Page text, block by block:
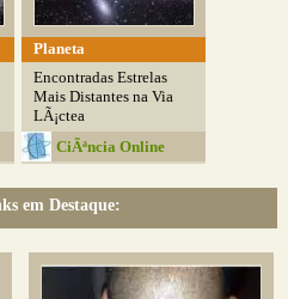
Planeta
Encontradas Estrelas
Mais Distantes na Via
LÃ¡ctea
CiÃªncia Online
em Destaque: